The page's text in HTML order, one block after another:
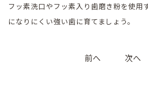
フッ素洗口やフッ素入り歯磨き粉を使用
になりにくい強い歯に育てましょう。
前へ 次へ